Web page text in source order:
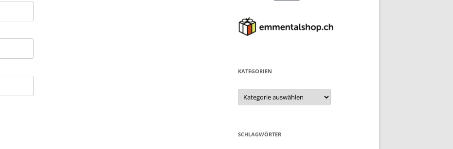
KATEGORIEN
Kategorien
SCHLAGWÖRTER